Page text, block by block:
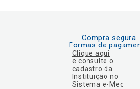
Compra segura
Formas de
Clique aqui
e consulte o
cadastro da
Instituição no
Sistema e-Mec